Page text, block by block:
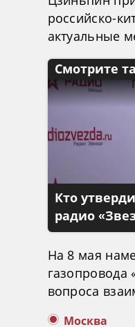
российско-
актуальные
Смотрите
Кто
радио
На 8 мая
газопровода
вопроса
Москва